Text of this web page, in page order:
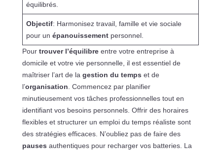
équilibrés.
Objectif: Harmonisez travail, famille et vie sociale
pour un épanouissementpersonnel.
Pour trouver l’équilibreentre votre entreprise à
domicile et votre vie personnelle, il est essentiel de
maîtriser l’art de la gestion du temps et de
l’organisation. Commencez par planifier
minutieusement vos tâches professionnelles tout en
identifiant vos besoins personnels. Offrir des horaires
flexibles et structurer un emploi du temps réaliste sont
des stratégies efficaces. N’oubliez pas de faire des
pauses authentiques pour recharger vos batteries. La